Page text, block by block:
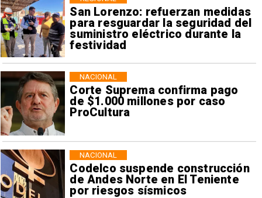
San Lorenzo: refuerzan medidas
para resguardar la seguridad del
suministro eléctrico durante la
festividad
Corte Suprema confirma pago
de $1.000 millones por caso
ProCultura
NACIONAL
Codelco suspende construcción
de Andes Norte en El Teniente
por riesgos sísmicos
NACIONAL